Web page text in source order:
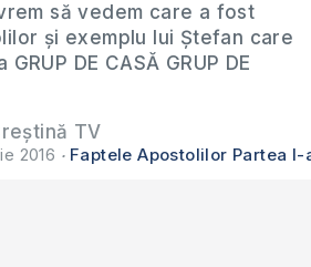
să vedem care a fost
și exemplu lui Ștefan care
DE CASĂ GRUP DE
TV
2016 Faptele Apostolilor Partea I-